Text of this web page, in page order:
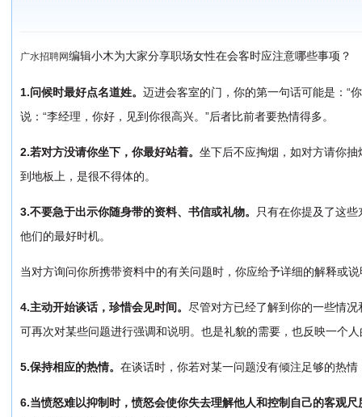
广水招聘网编辑小木为大家分享职场女性在会客时应注意哪些事项？
1.问候时最好点名道姓。 迈进会客室的门，你的第一句话可能是：“
说：“李经理，你好，见到你很高兴。”后者比前者要热情得多。
2.若对方没请你坐下，你最好站着。 坐下后不应掏烟，如对方请你抽
到地板上，是很不得体的。
3.不要急于出示你随身带的资料、书信或礼物。
只有在你提及了这
他们的最好时机。
当对方询问你所携带资料中的有关问题时，你应给予详细的解释或说
4.主动开始谈话，珍惜会见时间。 尽管对方已经了解到你的一些情
可再次对某些问题进行强调和说明。也是礼貌的需要，也反映一个
5.保持相应的热情。 在谈话时，你若对某一问题没有倾注足够的热
6.当愤怒难以抑制时，愤怒会使你失去理解他人和控制自己的客观尺